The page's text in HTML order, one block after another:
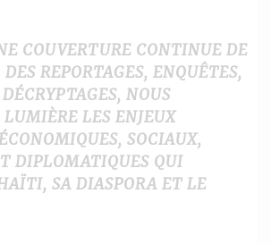
COUVERTURE CONTINUE DE
REPORTAGES, ENQUÊTES,
NOUS
LES ENJEUX
SOCIAUX,
DIPLOMATIQUES QUI
SA DIASPORA ET LE